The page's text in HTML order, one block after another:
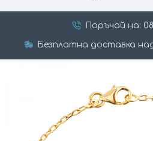
Поръчай на:
Безплатна доставка